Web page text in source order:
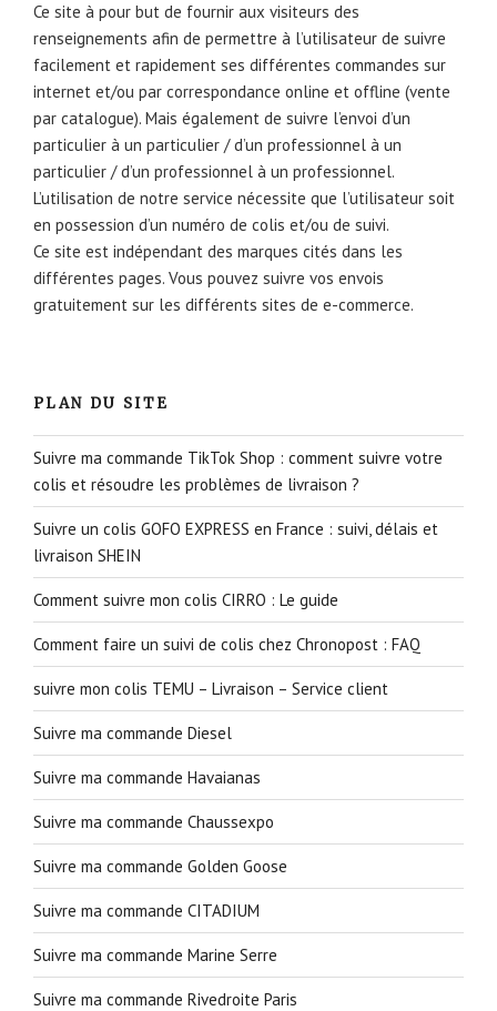
Ce site à pour but de fournir aux visiteurs des
renseignements afin de permettre à l’utilisateur de suivre
facilement et rapidement ses différentes commandes sur
internet et/ou par correspondance online et offline (vente
par catalogue). Mais également de suivre l’envoi d’un
particulier à un particulier / d’un professionnel à un
particulier / d’un professionnel à un professionnel.
L’utilisation de notre service nécessite que l’utilisateur soit
en possession d’un numéro de colis et/ou de suivi.
Ce site est indépendant des marques cités dans les
différentes pages. Vous pouvez suivre vos envois
gratuitement sur les différents sites de e-commerce.
PLAN DU SITE
Suivre ma commande TikTok Shop : comment suivre votre
colis et résoudre les problèmes de livraison ?
Suivre un colis GOFO EXPRESS en France : suivi, délais et
livraison SHEIN
Comment suivre mon colis CIRRO : Le guide
Comment faire un suivi de colis chez Chronopost : FAQ
suivre mon colis TEMU – Livraison – Service client
Suivre ma commande Diesel
Suivre ma commande Havaianas
Suivre ma commande Chaussexpo
Suivre ma commande Golden Goose
Suivre ma commande CITADIUM
Suivre ma commande Marine Serre
Suivre ma commande Rivedroite Paris